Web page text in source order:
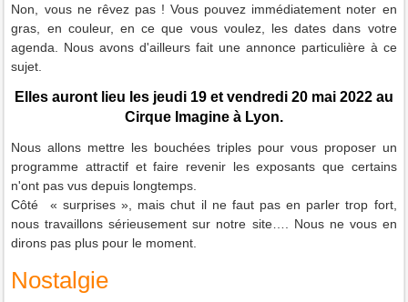
Non, vous ne rêvez pas ! Vous pouvez immédiatement noter en
gras, en couleur, en ce que vous voulez, les dates dans votre
agenda. Nous avons d'ailleurs fait une annonce particulière à ce
sujet.
Elles auront lieu les jeudi 19 et vendredi 20 mai 2022 au
Cirque Imagine à Lyon.
Nous allons mettre les bouchées triples pour vous proposer un
programme attractif et faire revenir les exposants que certains
n'ont pas vus depuis longtemps.
Côté « surprises », mais chut il ne faut pas en parler trop fort,
nous travaillons sérieusement sur notre site…. Nous ne vous en
dirons pas plus pour le moment.
Nostalgie